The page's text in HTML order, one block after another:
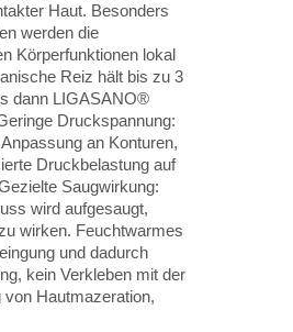
Haut. Besonders
werden die
Körperfunktionen lokal
Reiz hält bis zu 3
dann LIGASANO®
Druckspannung:
an Konturen,
Druckbelastung auf
Saugwirkung:
wird aufgesaugt,
wirken. Feuchtwarmes
und dadurch
kein Verkleben mit der
Hautmazeration,